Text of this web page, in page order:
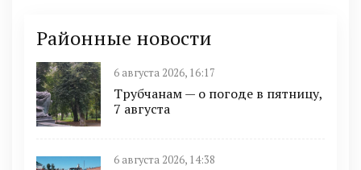
Районные новости
6 августа 2026, 16:17
Трубчанам — о погоде в пятницу,
7 августа
6 августа 2026, 14:38